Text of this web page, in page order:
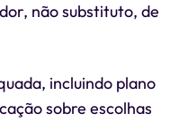
não substituto, de
incluindo plano
sobre escolhas